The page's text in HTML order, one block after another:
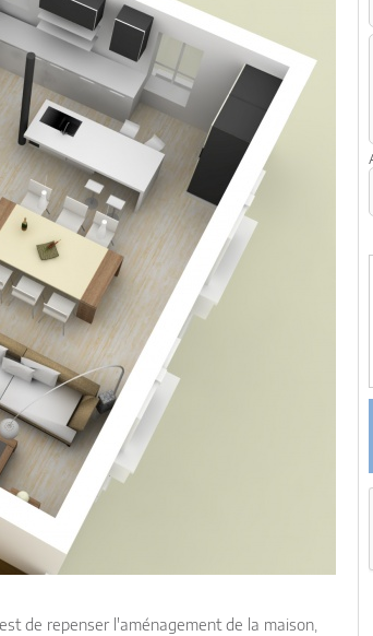
de repenser l'aménagement de la maison,